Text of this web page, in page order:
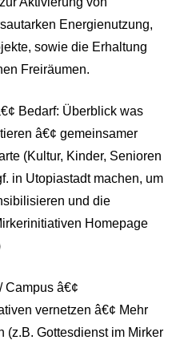
Energienutzung,
sowie die Erhaltung
Freiräumen.
Bedarf: Überblick was
â€¢ gemeinsamer
(Kultur, Kinder, Senioren
in Utopiastadt machen, um
und die
Homepage
Campus â€¢
vernetzen â€¢ Mehr
(z.B. Gottesdienst im Mirker